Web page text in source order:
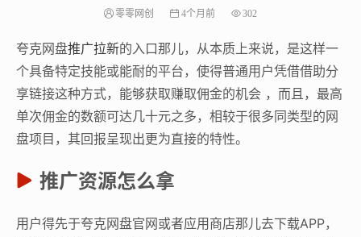
零零网创 4个月前 302
夸克网盘推广拉新的入口那儿，从本质上来说，是这样一
个具备特定技能或能耐的平台，使得普通用户凭借借助分
享链接这种方式，能够获取赚取佣金的机会 ，而且，最高
单次佣金的数额可达几十元之多，相较于很多同类型的网
盘项目，其回报呈现出更为直接的特性。
推广资源怎么拿
用户得先于夸克网盘官网或者应用商店那儿去下载APP，